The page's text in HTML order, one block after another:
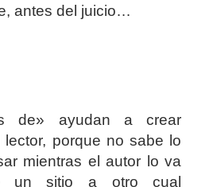
antes del juicio…
de» ayudan a crear
porque no sabe lo
mientras el autor lo va
un sitio a otro cual